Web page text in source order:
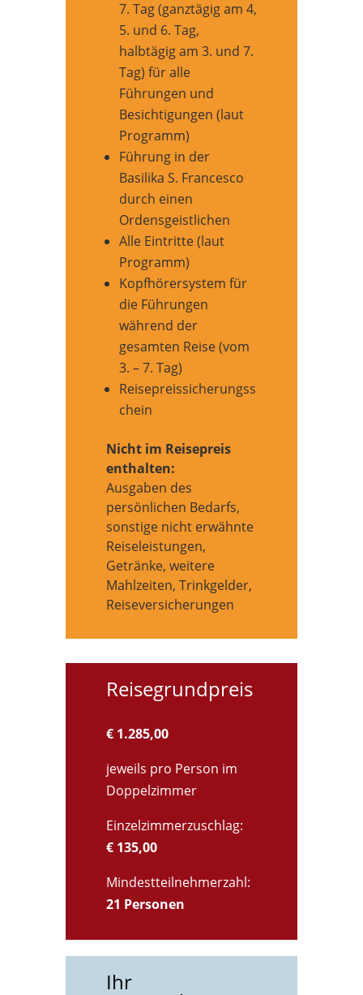
7. Tag (ganztägig am 4,
5. und 6. Tag,
halbtägig am 3. und 7.
Tag) für alle
Führungen und
Besichtigungen (laut
Programm)
Führung in der
Basilika S. Francesco
durch einen
Ordensgeistlichen
Alle Eintritte (laut
Programm)
Kopfhörersystem für
die Führungen
während der
gesamten Reise (vom
3. – 7. Tag)
Reisepreissicherungss
chein
Nicht im Reisepreis
enthalten:
Ausgaben des
persönlichen Bedarfs,
sonstige nicht erwähnte
Reiseleistungen,
Getränke, weitere
Mahlzeiten, Trinkgelder,
Reiseversicherungen
Reisegrundpreis
€ 1.285,00
jeweils pro Person im
Doppelzimmer
Einzelzimmerzuschlag:
€ 135,00
Mindestteilnehmerzahl:
21 Personen
Ihr